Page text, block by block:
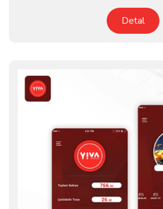
Detal